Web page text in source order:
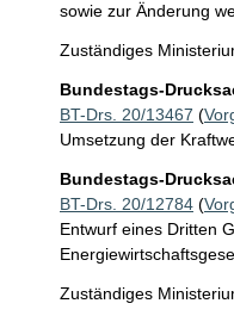
sowie zur Änderung
Zuständiges
Bundestags-
BT-Drs. 20/13467 (
Umsetzung der
Bundestags-
BT-Drs. 20/12784 (
Entwurf eines Dritten
Zuständiges